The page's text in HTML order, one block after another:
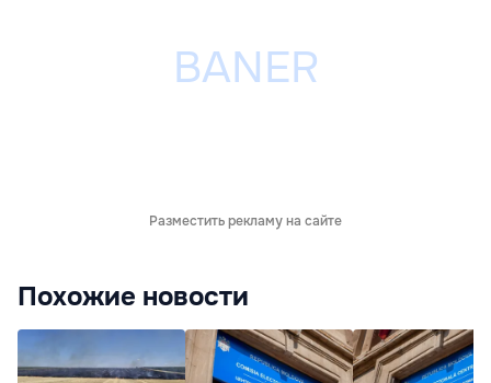
Разместить рекламу на сайте
Похожие новости